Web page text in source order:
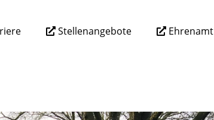
Stellenangebote Ehrenamt